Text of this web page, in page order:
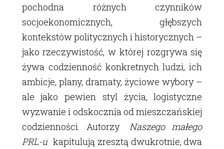
pochodna różnych czynników
socjoekonomicznych, głębszych
kontekstów politycznych i historycznych –
jako rzeczywistość, w której rozgrywa się
żywa codzienność konkretnych ludzi, ich
ambicje, plany, dramaty, życiowe wybory –
ale jako pewien styl życia, logistyczne
wyzwanie i odskocznia od mieszczańskiej
codzienności. Autorzy
Naszego małego
PRL-u kapitulują zresztą dwukrotnie, dwa